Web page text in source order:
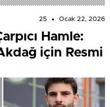
25 Ocak 22, 2026
Hamle:
için Resmi